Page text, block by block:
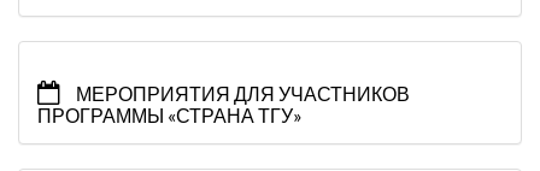
МЕРОПРИЯТИЯ ДЛЯ УЧАСТНИКОВ
ПРОГРАММЫ «СТРАНА ТГУ»